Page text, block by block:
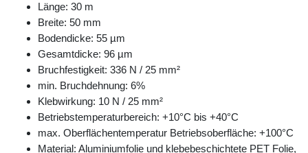
Länge: 30 m
Breite: 50 mm
Bodendicke: 55 µm
Gesamtdicke: 96 µm
Bruchfestigkeit: 336 N / 25 mm²
min. Bruchdehnung: 6%
Klebwirkung: 10 N / 25 mm²
Betriebstemperaturbereich: +10°C bis +40°C
max. Oberflächentemperatur Betriebsoberfläche: +100°C
Material: Aluminiumfolie und klebebeschichtete PET Folie,